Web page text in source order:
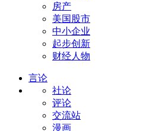
房产
美国股市
中小企业
起步创新
财经人物
言论
社论
评论
交流站
漫画